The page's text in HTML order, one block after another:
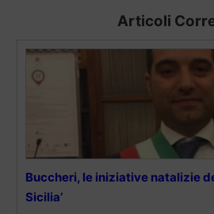
Articoli
Buccheri, le iniziative natalizie
Sicilia’